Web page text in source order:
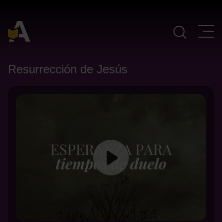
Navegación Principal
Resurrección de Jesús